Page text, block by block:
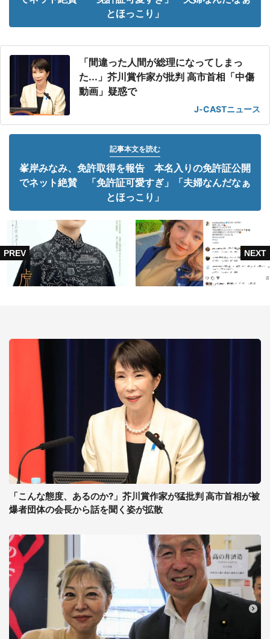
とほっこり」
「間違った人間が総理になってしまっ
た...」芥川賞作家が批判 高市首相「中傷
動画」疑惑で
J-CASTニュース
記事本文を読む
峯岸みなみ、免許取得を報告 本名入りの免許証公開
でネット絶賛 「免許証可愛すぎ」「夫婦なんだなぁ
とほっこり」
「こんな態度、あるのか?」芥川賞作家が猛批判 高市首相が被
爆者団体の会長から話を聞く姿が拡散